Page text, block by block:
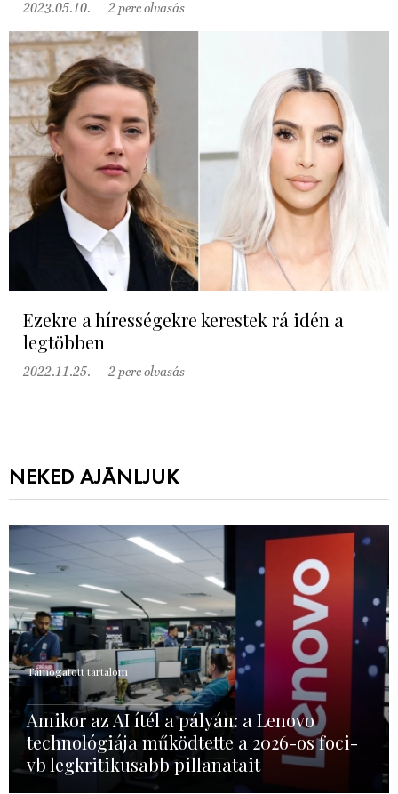
2023.05.10. 2 perc olvasás
Ezekre a hírességekre kerestek rá idén a
legtöbben
2022.11.25. 2 perc olvasás
NEKED AJÁNLJUK
Támogatott tartalom
Amikor az AI ítél a pályán: a Lenovo
technológiája működtette a 2026-os foci-
vb legkritikusabb pillanatait